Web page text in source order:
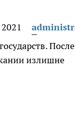
После
излишне